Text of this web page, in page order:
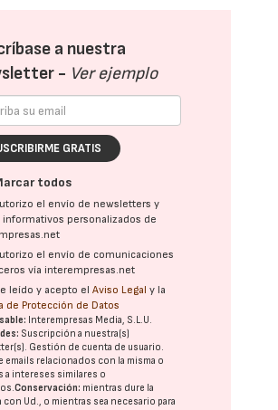
a nuestra
- Ver ejemplo
GRATIS
todos
el envío de newsletters y
informativos personalizados de
el envío de comunicaciones
vía interempresas.net
leído y acepto elAviso Legal y la
de Protección de Datos
Interempresas Media, S.L.U.
Suscripción a nuestra(s)
Gestión de cuenta de usuario.
emails relacionados con la misma o
a intereses similares o
Conservación: mientras dure la
con Ud., o mientras sea necesario para